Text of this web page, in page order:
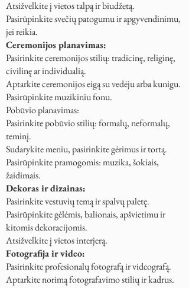
Atsižvelkite į vietos talpą ir biudžetą.
Pasirūpinkite svečių patogumu ir apgyvendinimu,
jei reikia.
Ceremonijos planavimas:
Pasirinkite ceremonijos stilių: tradicinę, religinę,
civilinę ar individualią.
Aptarkite ceremonijos eigą su vedėju arba kunigu.
Pasirūpinkite muzikiniu fonu.
Pobūvio planavimas:
Pasirinkite pobūvio stilių: formalų, neformalų,
teminį.
Sudarykite meniu, pasirinkite gėrimus ir tortą.
Pasirūpinkite pramogomis: muzika, šokiais,
žaidimais.
Dekoras ir dizainas:
Pasirinkite vestuvių temą ir spalvų paletę.
Pasirūpinkite gėlėmis, balionais, apšvietimu ir
kitomis dekoracijomis.
Atsižvelkite į vietos interjerą.
Fotografija ir video:
Pasirinkite profesionalų fotografą ir videografą.
Aptarkite norimą fotografavimo stilių ir kadrus.